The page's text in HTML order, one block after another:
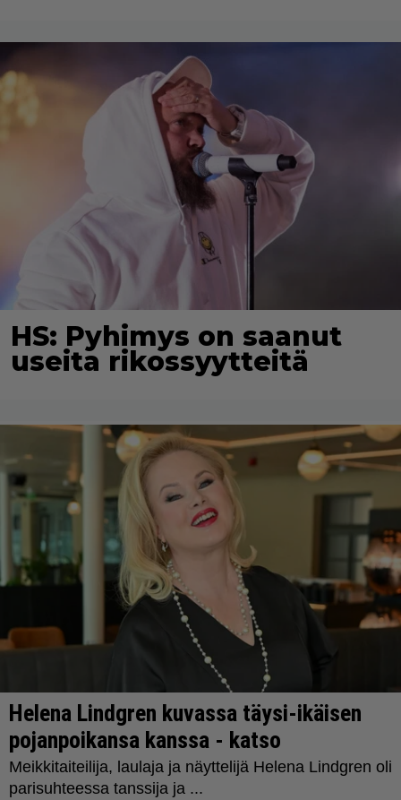
HS: Pyhimys on saanut
useita rikossyytteitä